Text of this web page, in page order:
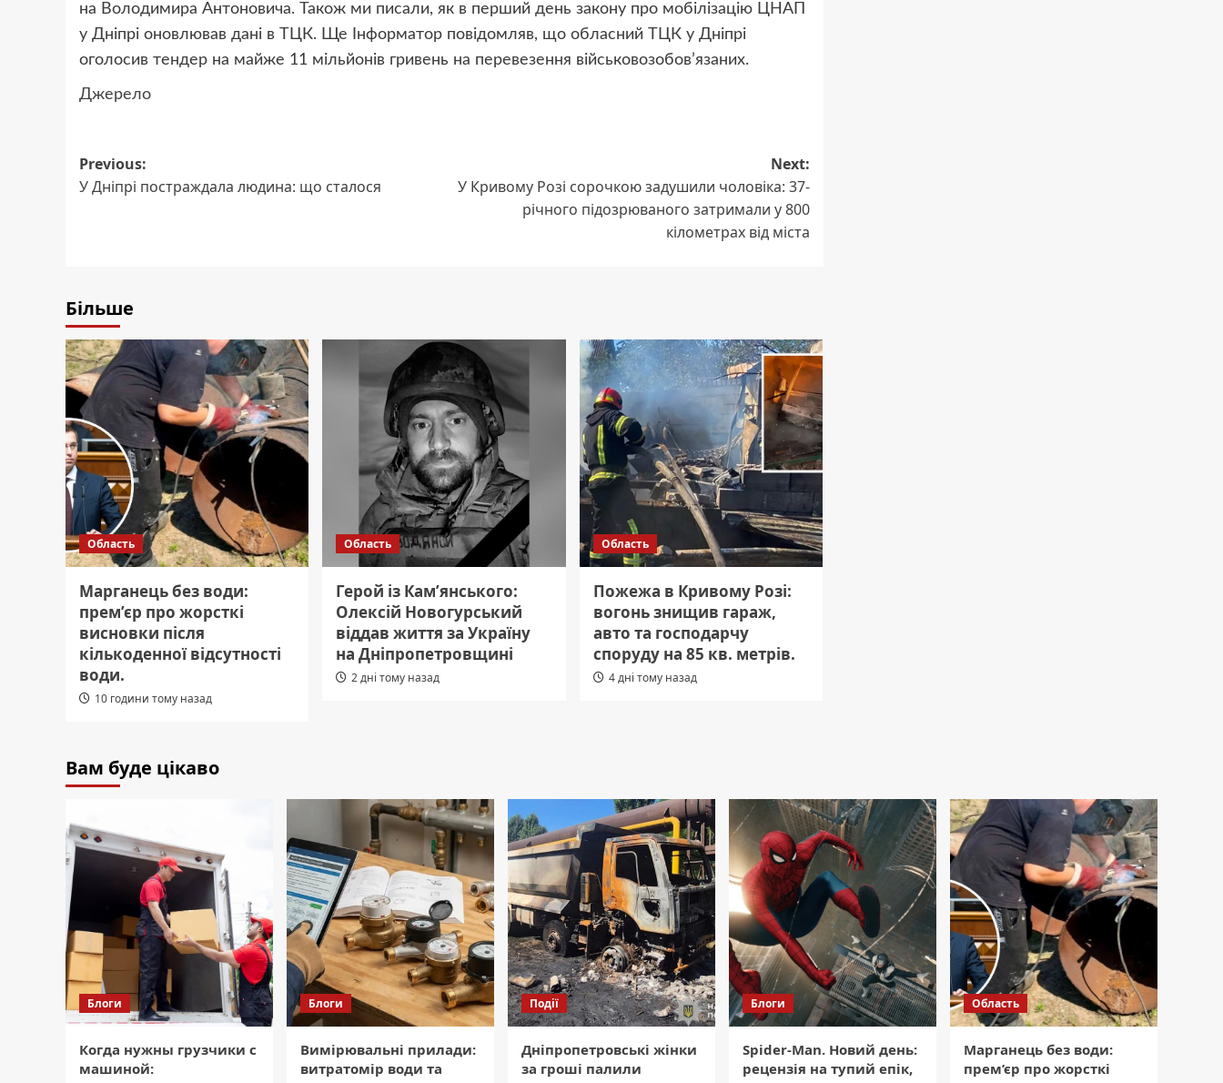
на Володимира Антоновича. Також ми писали, як в перший день закону про мобілізацію ЦНАП
у Дніпрі оновлював дані в ТЦК. Ще Інформатор повідомляв, що обласний ТЦК у Дніпрі
оголосив тендер на майже 11 мільйонів гривень на перевезення військовозобов’язаних.
Джерело
Post
navigation
Previous:
У Дніпрі постраждала людина: що сталося
Next:
У Кривому Розі сорочкою задушили чоловіка: 37-
річного підозрюваного затримали у 800
кілометрах від міста
Більше
Область
Марганець без води:
прем’єр про жорсткі
висновки після
кількоденної відсутності
води.
10 години тому назад
Область
Герой із Кам’янського:
Олексій Новогурський
віддав життя за Україну
на Дніпропетровщині
2 дні тому назад
Область
Пожежа в Кривому Розі:
вогонь знищив гараж,
авто та господарчу
споруду на 85 кв. метрів.
4 дні тому назад
Вам буде цікаво
Блоги
Когда нужны грузчики с
машиной:
Блоги
Вимірювальні прилади:
витратомір води та
Події
Дніпропетровські жінки
за гроші палили
Блоги
Spider-Man. Новий день:
рецензія на тупий епік,
Область
Марганець без води:
прем’єр про жорсткі